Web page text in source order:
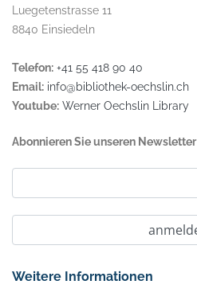
Luegetenstrasse 11
8840 Einsiedeln
Telefon: +41 55 418 90 40
Email: info@bibliothek-oechslin.ch
Youtube: Werner Oechslin Library
Abonnieren Sie unseren Newsletter
Weitere Informationen